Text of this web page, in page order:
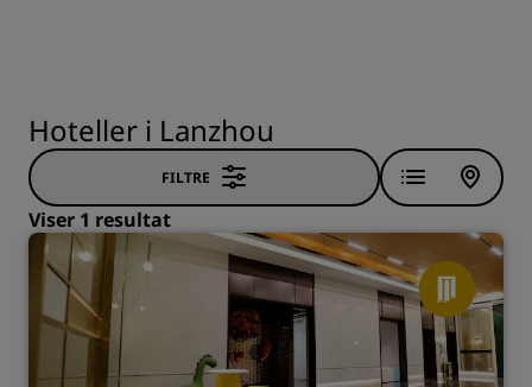
Hoteller i Lanzhou
FILTRE
Viser 1 resultat